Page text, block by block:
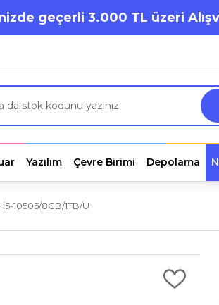
geçerli 3.000 TL üzeri
Yazılım Çevre Birimi Depolama
10505/8GB/1TB/U